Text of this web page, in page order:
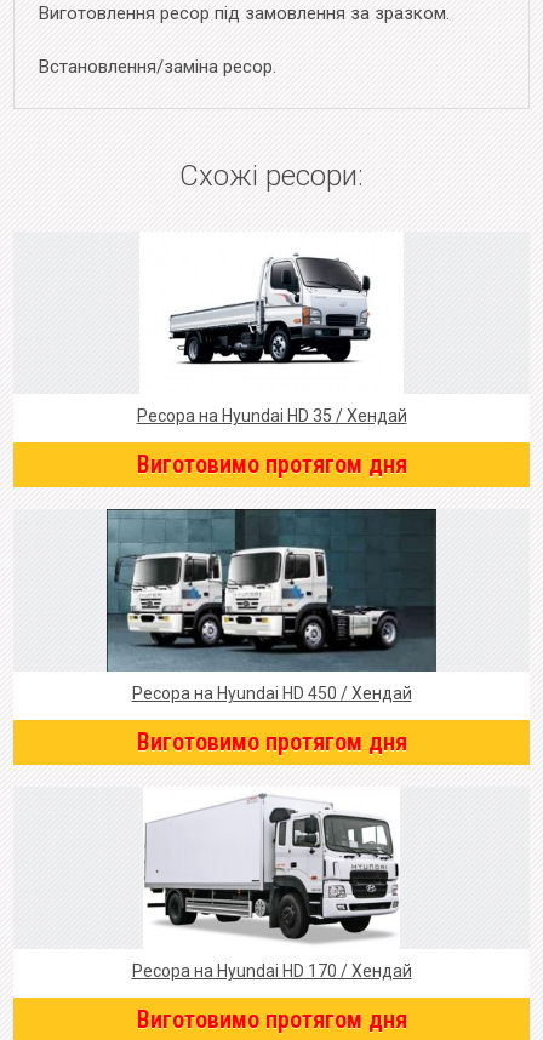
Виготовлення ресор під замовлення за зразком.
Встановлення/заміна ресор.
Схожі ресори:
Ресора на Hyundai HD 35 / Хендай
Виготовимо протягом дня
Ресора на Hyundai HD 450 / Хендай
Виготовимо протягом дня
Ресора на Hyundai HD 170 / Хендай
Виготовимо протягом дня